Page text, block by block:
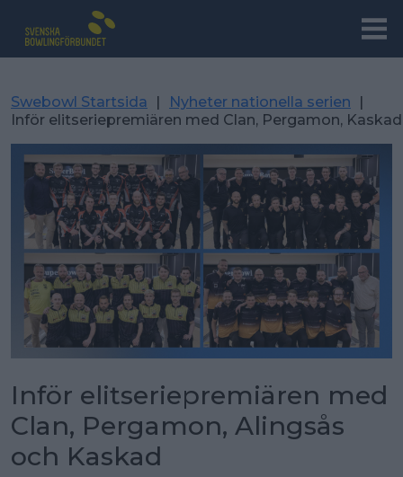
Swebowl Startsida | Nyheter nationella serien
|
Inför elitseriepremiären med Clan, Pergamon,
Inför elitseriepremiären med
Clan, Pergamon, Alingsås
och Kaskad